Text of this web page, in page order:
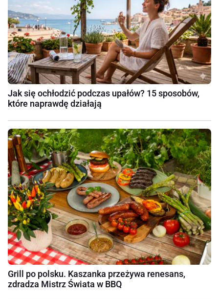
Jak się ochłodzić podczas upałów? 15 sposobów,
które naprawdę działają
Grill po polsku. Kaszanka przeżywa renesans,
zdradza Mistrz Świata w BBQ